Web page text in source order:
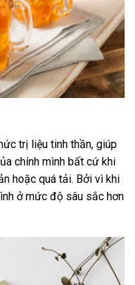
trị liệu tinh thần, giúp
chính mình bất cứ khi
hoặc quá tải. Bởi vì khi
ở mức độ sâu sắc hơn